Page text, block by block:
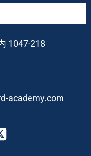
1047-218
academy.com